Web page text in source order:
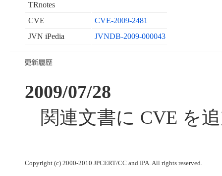
TRnotes
CVE
CVE-2009-2481
JVN iPedia
JVNDB-2009-000043
2009/07/28
関連文書に CVE を
Copyright (c) 2000-2010 JPCERT/CC and IPA. All rights reserved.